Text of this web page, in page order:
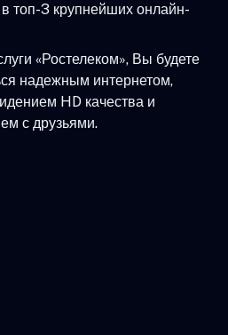
топ-3 крупнейших онлайн-
«Ростелеком», Вы будете
надежным интернетом,
HD качества и
с друзьями.